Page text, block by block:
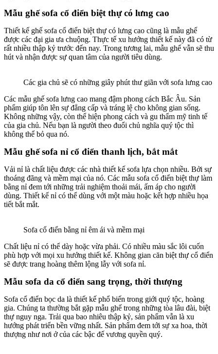
Mẫu ghế sofa cổ điển biệt thự có lưng cao
Thiết kế ghế sofa cổ điển biệt thự có lưng cao cũng là mẫu ghế
được các đại gia ưa chuộng. Thực tế xu hướng thiết kế này đã có từ
rất nhiều thập kỷ trước đến nay. Trong tương lai, mẫu ghế vẫn sẽ thu
hút và nhận được sự quan tâm của người tiêu dùng.
Các gia chủ sẽ có những giây phút thư giãn với sofa lưng cao
Các mẫu ghế sofa lưng cao mang đậm phong cách Bắc Âu. Sản
phẩm giúp tôn lên sự đẳng cấp và tráng lệ cho không gian sống.
Không những vậy, còn thể hiện phong cách và gu thẩm mỹ tinh tế
của gia chủ. Nếu bạn là người theo đuổi chủ nghĩa quý tộc thì
không thể bỏ qua nó.
Mẫu ghế sofa nỉ cổ điển thanh lịch, bắt mắt
Vải nỉ là chất liệu được các nhà thiết kế sofa lựa chọn nhiều. Bởi sự
thoáng đãng và mềm mại của nó. Các mẫu sofa cổ điển biệt thự làm
bằng nỉ đem tới những trải nghiệm thoải mái, ấm áp cho người
dùng. Thiết kế nỉ có thể dùng với một màu hoặc kết hợp nhiều họa
tiết bắt mắt.
Sofa cổ điển bằng nỉ êm ái và mềm mại
Chất liệu nỉ có thể dày hoặc vừa phải. Có nhiều màu sắc lôi cuốn
phù hợp với mọi xu hướng thiết kế. Không gian căn biệt thự cổ điển
sẽ được trang hoàng thêm lộng lẫy với sofa nỉ.
Mẫu sofa da cổ điển sang trọng, thời thượng
Sofa cổ điển bọc da là thiết kế phổ biến trong giới quý tộc, hoàng
gia. Chúng ta thường bắt gặp mẫu ghế trong những tòa lâu đài, biệt
thự nguy nga. Trải qua bao nhiêu thập kỷ, sản phẩm vẫn là xu
hướng phát triển bền vững nhất. Sản phẩm đem tới sự xa hoa, thời
thượng như nơi ở của các bậc đế vương quyền quý.